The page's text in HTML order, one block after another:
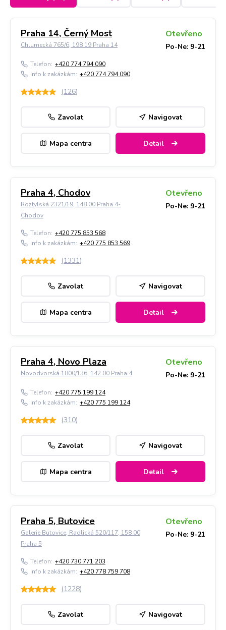
Praha 14, Černý Most
Chlumecká 765/6, 198 19 Praha 14
Otevřeno
Po-Ne: 9-21
Telefon: +420 774 794 090
Info k zakázkám: +420 774 794 090
(126)
Zavolat Navigovat
Mapa centra Detail
Praha 4, Chodov
Roztylská 2321/19, 148 00 Praha 4-
Chodov
Otevřeno
Po-Ne: 9-21
Telefon: +420 775 853 568
Info k zakázkám: +420 775 853 569
(1331)
Zavolat Navigovat
Mapa centra Detail
Praha 4, Novo Plaza
Novodvorská 1800/136, 142 00 Praha 4
Otevřeno
Po-Ne: 9-21
Telefon: +420 775 199 124
Info k zakázkám: +420 775 199 124
(310)
Zavolat Navigovat
Mapa centra Detail
Praha 5, Butovice
Galerie Butovice, Radlická 520/117, 158 00
Praha 5
Otevřeno
Po-Ne: 9-21
Telefon: +420 730 771 203
Info k zakázkám: +420 778 759 708
(1228)
Zavolat Navigovat